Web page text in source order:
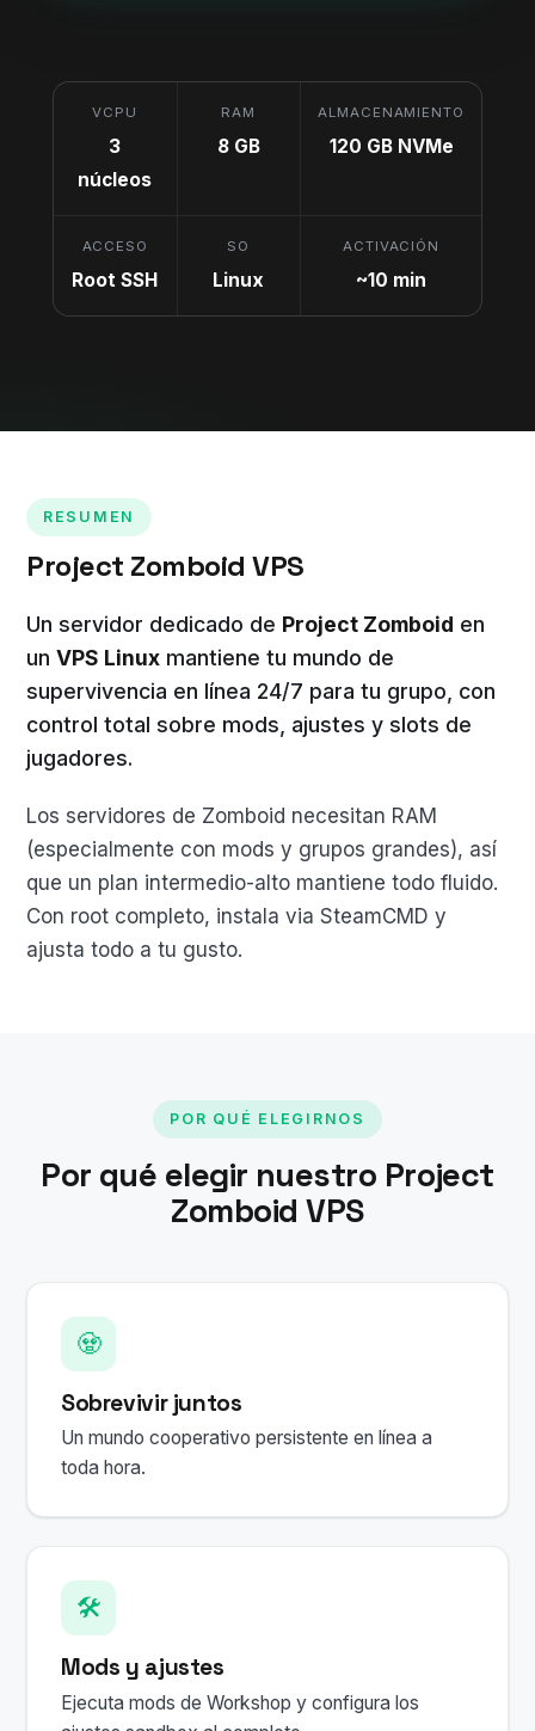
VCPU
3
núcleos
RAM
8 GB
ALMACENAMIENTO
120 GB NVMe
ACCESO
Root SSH
SO
Linux
ACTIVACIÓN
~10 min
RESUMEN
Project Zomboid VPS
Un servidor dedicado de Project Zomboid en
un VPS Linux mantiene tu mundo de
supervivencia en línea 24/7 para tu grupo, con
control total sobre mods, ajustes y slots de
jugadores.
Los servidores de Zomboid necesitan RAM
(especialmente con mods y grupos grandes), así
que un plan intermedio-alto mantiene todo fluido.
Con root completo, instala via SteamCMD y
ajusta todo a tu gusto.
POR QUÉ ELEGIRNOS
Por qué elegir nuestro Project
Zomboid VPS
🧟
Sobrevivir juntos
Un mundo cooperativo persistente en línea a
toda hora.
🛠️
Mods y ajustes
Ejecuta mods de Workshop y configura los